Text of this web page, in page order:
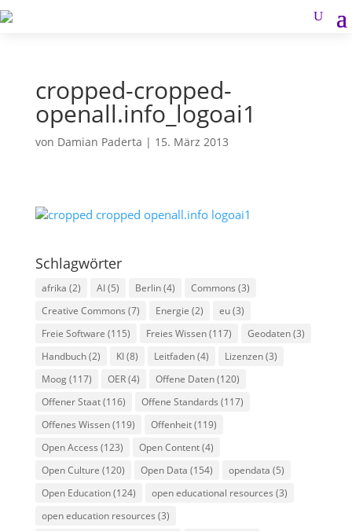
cropped-cropped-
openall.info_logoai1
von Damian Paderta | 15. März 2013
Schlagwörter
afrika (2) AI(5) Berlin(4) Commons (3)
Creative Commons (7) Energie (2) eu(3)
Freie Software (115) Freies Wissen(117) Geodaten(3)
Handbuch(2) KI(8) Leitfaden(4) Lizenzen(3)
Moog(117) OER(4) Offene Daten(120)
Offener Staat(116) Offene Standards (117)
Offenes Wissen(119) Offenheit(119)
Open Access (123) Open Content(4)
Open Culture (120) Open Data (154) opendata (5)
Open Education(124) open educational resources (3)
open education resources (3)